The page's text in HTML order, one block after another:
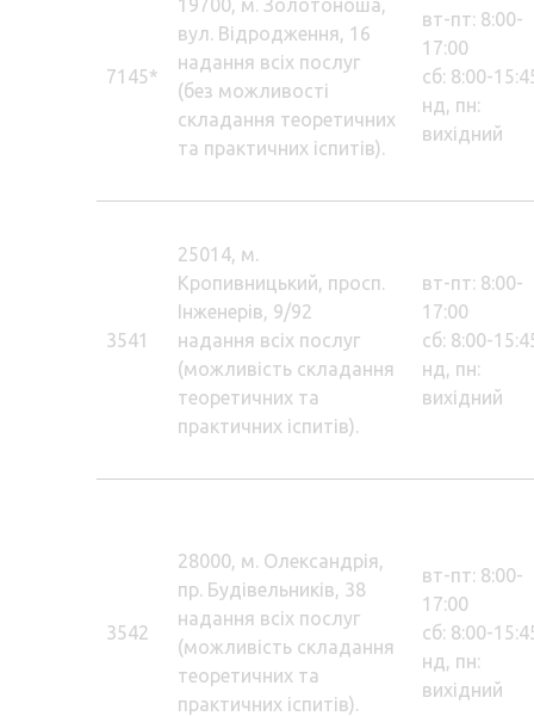
7145*
19700, м. Золотоноша,
вул. Відродження, 16
надання всіх послуг
(без можливості
складання теоретичних
та практичних іспитів).
вт-пт: 8:00-
17:00
сб: 8:00-
нд, пн:
вихідний
3541
25014, м.
Кропивницький, просп.
Інженерів, 9/92
надання всіх послуг
(можливість складання
теоретичних та
практичних іспитів).
вт-пт: 8:00-
17:00
сб: 8:00-
нд, пн:
вихідний
3542
28000, м. Олександрія,
пр. Будівельників, 38
надання всіх послуг
(можливість складання
теоретичних та
практичних іспитів).
вт-пт: 8:00-
17:00
сб: 8:00-
нд, пн:
вихідний